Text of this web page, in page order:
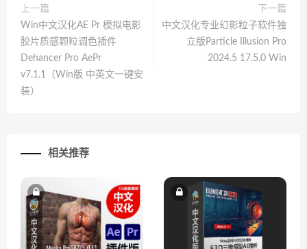
上一篇
Win中文汉化AE Pr 模拟电影
胶片质感颗粒调色插件
Dehancer Pro AePr
v7.1.1（Win版 中英文一键安
装）
下一篇
中文汉化专业幻影粒子软件独
立版Particle Illusion Pro
2024.5 17.5.0 Win
相关推荐